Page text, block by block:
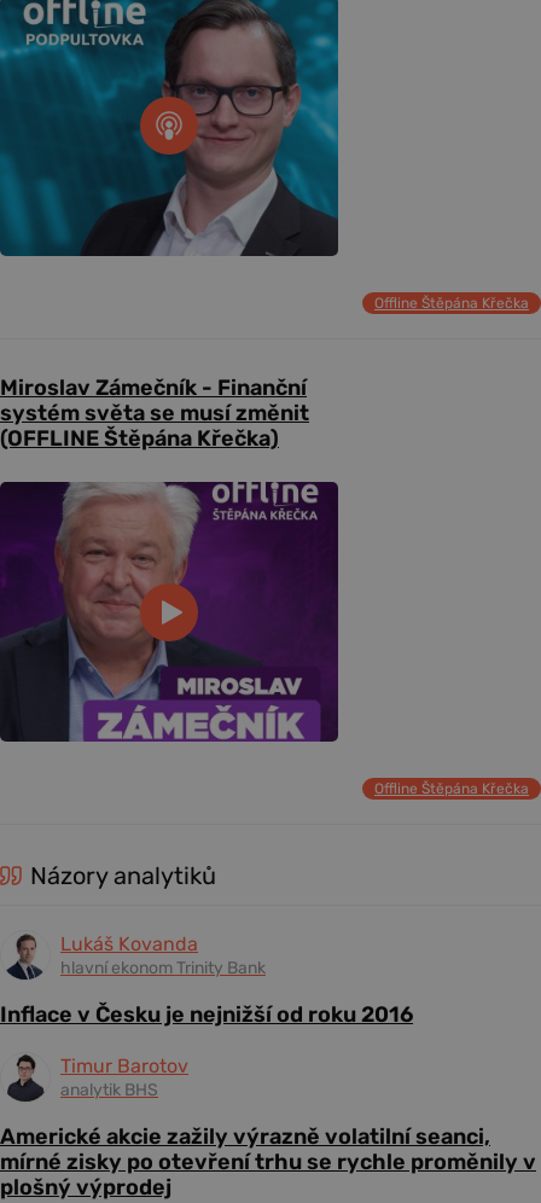
Offline Štěpána Křečka
Miroslav Zámečník - Finanční
systém světa se musí změnit
(OFFLINE Štěpána Křečka)
Offline Štěpána Křečka
Názory analytiků
Lukáš Kovanda
hlavní ekonom Trinity Bank
Inflace v Česku je nejnižší od roku 2016
Timur Barotov
analytik BHS
Americké akcie zažily výrazně volatilní seanci,
mírné zisky po otevření trhu se rychle proměnily v
plošný výprodej